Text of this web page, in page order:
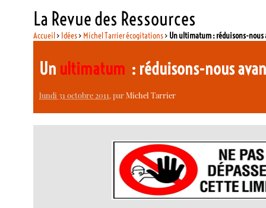
La Revue des Ressources
Accueil> Idées> Michel Tarrier écogitations> Un ultimatum : réduisons-nous
Un ultimatum : réduisons-nous
lundi 31 octobre 2011, parMichel Tarrier